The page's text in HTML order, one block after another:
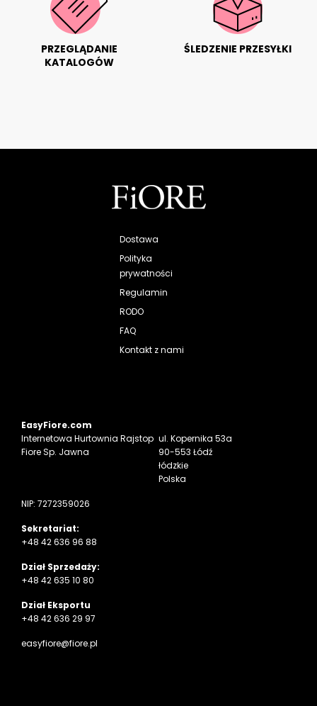
PRZEGLĄDANIE
KATALOGÓW
ŚLEDZENIE PRZESYŁKI
Dostawa
Polityka
prywatności
Regulamin
RODO
FAQ
Kontakt z nami
EasyFiore.com
Internetowa Hurtownia Rajstop
Fiore Sp. Jawna
ul. Kopernika 53a
90-553 Łódź
łódzkie
Polska
NIP: 7272359026
Sekretariat:
+48 42 636 96 88
Dział Sprzedaży:
+48 42 635 10 80
Dział Eksportu
+48 42 636 29 97
easyfiore@fiore.pl